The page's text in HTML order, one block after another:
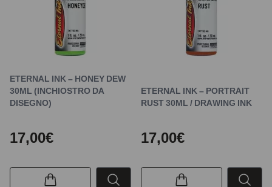
ETERNAL INK – HONEY DEW
30ML (INCHIOSTRO DA
DISEGNO)
17,00€
ETERNAL INK – PORTRAIT
RUST 30ML / DRAWING INK
17,00€